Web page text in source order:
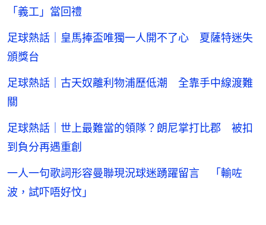
「義工」當回禮
足球熱話｜皇馬捧盃唯獨一人開不了心 夏薩特迷失
頒獎台
足球熱話｜古天奴離利物浦歷低潮 全靠手中線渡難
關
足球熱話｜世上最難當的領隊？朗尼掌打比郡 被扣
到負分再遇重創
一人一句歌詞形容曼聯現況球迷踴躍留言 「輸咗
波，試吓唔好忟」